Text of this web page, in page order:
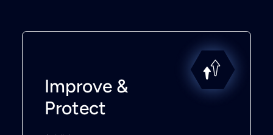
Improve &
Protect